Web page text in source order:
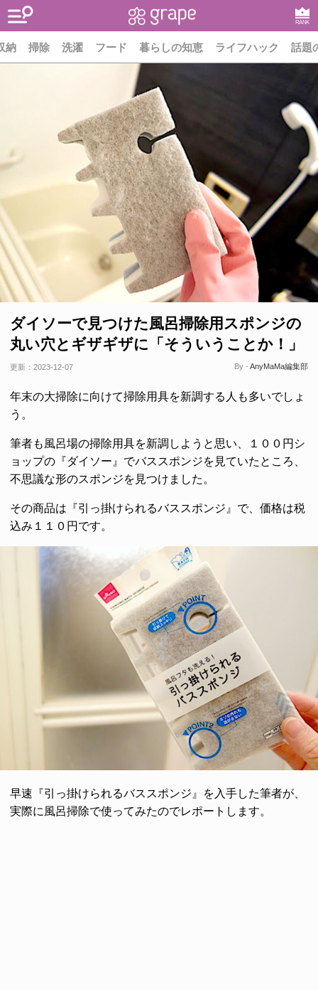
RANK
納 掃除 洗濯 フード 暮らしの知恵 ライフハック 話題
ダイソーで見つけた風呂掃除用スポンジの
丸い穴とギザギザに「そういうことか！」
更新： 2023-12-07 By - AnyMaMa編集部
年末の大掃除に向けて掃除用具を新調する人も多いでしょ
う。
筆者も風呂場の掃除用具を新調しようと思い、１００円シ
ョップの『ダイソー』でバススポンジを見ていたところ、
不思議な形のスポンジを見つけました。
その商品は『引っ掛けられるバススポンジ』で、価格は税
込み１１０円です。
早速『引っ掛けられるバススポンジ』を入手した筆者が、
実際に風呂掃除で使ってみたのでレポートします。